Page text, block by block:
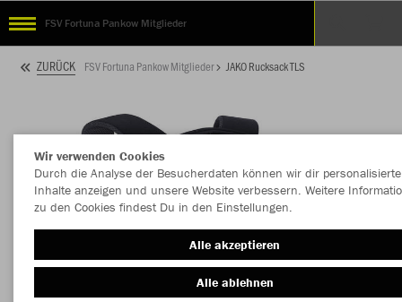
FSV Fortuna Pankow Mitglieder
ZURÜCK FSV Fortuna Pankow Mitglieder JAKO Rucksack TLS
Wir verwenden Cookies
Durch die Analyse der Besucherdaten können wir dir personalisierte
Inhalte anzeigen und unsere Website verbessern. Weitere
zu den Cookies findest Du in den Einstellungen.
Alle akzeptieren
Alle ablehnen